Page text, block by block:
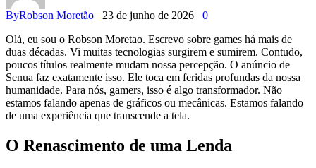
ByRobson Moretão 23 de junho de 2026
0
Olá, eu sou o Robson Moretao. Escrevo sobre games há mais de
duas décadas. Vi muitas tecnologias surgirem e sumirem. Contudo,
poucos títulos realmente mudam nossa percepção. O anúncio de
Senua faz exatamente isso. Ele toca em feridas profundas da nossa
humanidade. Para nós, gamers, isso é algo transformador. Não
estamos falando apenas de gráficos ou mecânicas. Estamos falando
de uma experiência que transcende a tela.
O Renascimento de uma Lenda